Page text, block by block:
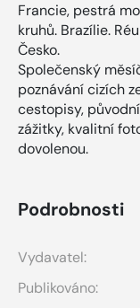
Francie, pestrá
kruhů. Brazílie.
Česko.
Společenský
poznávání cizích
cestopisy,
zážitky, kvalitní
dovolenou.
Podrobnosti
Vydavatel:
Publikováno: